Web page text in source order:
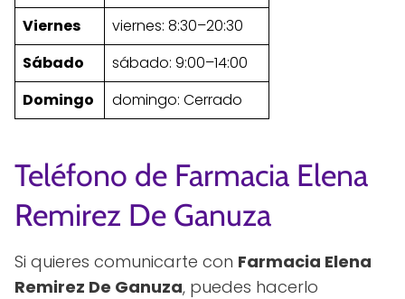
Viernes
viernes: 8:30–20:30
Sábado
sábado: 9:00–14:00
Domingo
domingo: Cerrado
Teléfono de Farmacia Elena
Remirez De Ganuza
Si quieres comunicarte con Farmacia Elena
Remirez De Ganuza, puedes hacerlo